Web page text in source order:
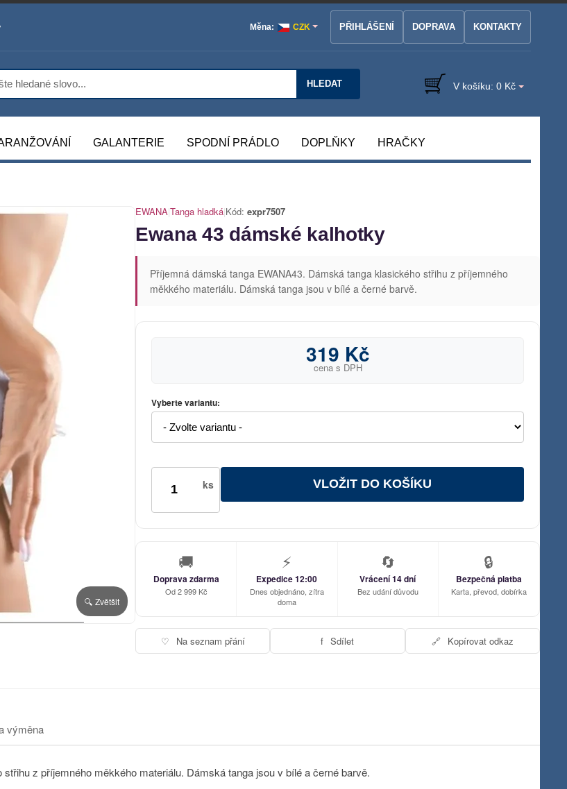
Měna: CZK PŘIHLÁŠENÍ DOPRAVA KONTAKTY
HLEDAT V košíku: 0 Kč
GALANTERIE SPODNÍ PRÁDLO DOPLŇKY HRAČKY
🔍 Zvětšit
EWANA|Tanga hladká|Kód: expr7507
Ewana 43 dámské kalhotky
Příjemná dámská tanga EWANA43. Dámská tanga klasického střihu z příjemného
měkkého materiálu. Dámská tanga jsou v bílé a černé barvě.
319 Kč
cena s DPH
Vyberte variantu:
ks VLOŽIT DO KOŠÍKU
🚚
Doprava zdarma
Od 2 999 Kč
⚡
Expedice 12:00
Dnes objednáno, zítra
doma
🔄
Vrácení 14 dní
Bez udání důvodu
🔒
Bezpečná platba
Karta, převod, dobírka
♡ Na seznam přání f Sdílet 🔗 Kopírovat odkaz
výměna
z příjemného měkkého materiálu. Dámská tanga jsou v bílé a černé barvě.